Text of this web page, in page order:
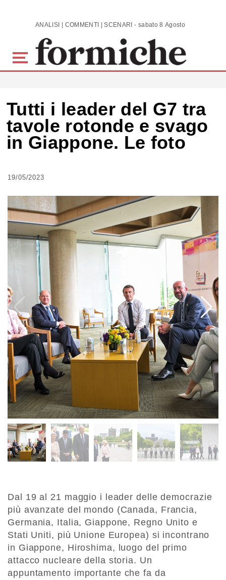
Skip to main content ANALISI | COMMENTI | SCENARI - sabato 8 Agosto 2026
Tutti i leader del G7 tra
tavole rotonde e svago
in Giappone. Le foto
19/05/2023
Dal 19 al 21 maggio i leader delle democrazie
più avanzate del mondo (Canada, Francia,
Germania, Italia, Giappone, Regno Unito e
Stati Uniti, più Unione Europea) si incontrano
in Giappone, Hiroshima, luogo del primo
attacco nucleare della storia. Un
appuntamento importante che fa da